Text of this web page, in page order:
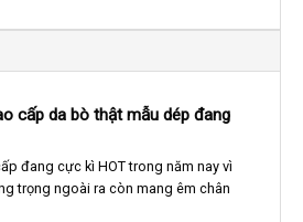
cấp da bò thật mẫu dép đang
đang cực kì HOT trong năm nay vì
trọng ngoài ra còn mang êm chân